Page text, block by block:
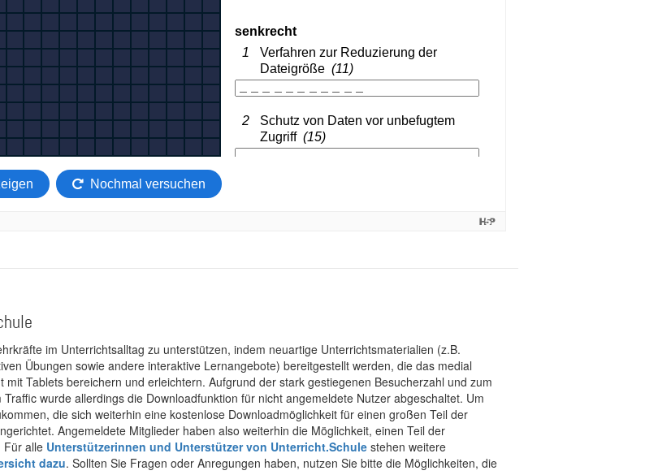
im Unterrichtsalltag zu unterstützen, indem neuartige Unterrichtsmaterialien (z.B.
Übungen sowie andere interaktive Lernangebote) bereitgestellt werden, die das medial
Tablets bereichern und erleichtern. Aufgrund der stark gestiegenen Besucherzahl und zum
wurde allerdings die Downloadfunktion für nicht angemeldete Nutzer abgeschaltet. Um
die sich weiterhin eine kostenlose Downloadmöglichkeit für einen großen Teil der
Angemeldete Mitglieder haben also weiterhin die Möglichkeit, einen Teil der
Für alle Unterstützerinnen und Unterstützer von Unterricht.Schule stehen weitere
dazu. Sollten Sie Fragen oder Anregungen haben, nutzen Sie bitte die Möglichkeiten, die